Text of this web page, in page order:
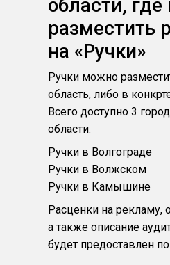
области,
разместить
на «Ручки»
Ручки можно
область, либо в
Всего доступно 3
области:
Ручки в Волгограде
Ручки в Волжском
Ручки в Камышине
Расценки на
а также описание
будет предоставлен по